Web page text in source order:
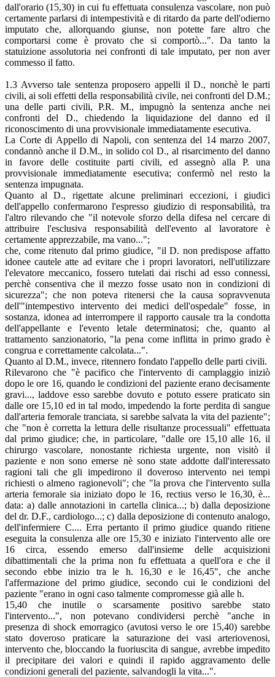
dall'orario (15,30) in cui fu effettuata consulenza vascolare, non può
certamente parlarsi di intempestività e di ritardo da parte dell'odierno
imputato che, allorquando giunse, non potette fare altro che
comportarsi come è provato che si comportò...". Da tanto la
statuizione assolutoria nei confronti di tale imputato, per non aver
commesso il fatto.
1.3 Avverso tale sentenza proposero appelli il D., nonchè le parti
civili, ai soli effetti della responsabilità civile, nei confronti del D.M.;
una delle parti civili, P.R. M., impugnò la sentenza anche nei
confronti del D., chiedendo la liquidazione del danno ed il
riconoscimento di una provvisionale immediatamente esecutiva.
La Corte di Appello di Napoli, con sentenza del 14 marzo 2007,
condannò anche il D.M., in solido col D., al risarcimento del danno
in favore delle costituite parti civili, ed assegnò alla P. una
provvisionale immediatamente esecutiva; confermò nel resto la
sentenza impugnata.
Quanto al D., rigettate alcune preliminari eccezioni, i giudici
dell'appello confermarono l'espresso giudizio di responsabilità, tra
l'altro rilevando che "il notevole sforzo della difesa nel cercare di
attribuire l'esclusiva responsabilità dell'evento al lavoratore è
certamente apprezzabile, ma vano...";
che, come ritenuto dal primo giudice, "il D. non predispose affatto
idonee cautele atte ad evitare che i propri lavoratori, nell'utilizzare
l'elevatore meccanico, fossero tutelati dai rischi ad esso connessi,
perchè consentiva che il mezzo fosse usato non in condizioni di
sicurezza"; che non poteva ritenersi che la causa sopravvenuta
dell'"intempestivo intervento dei medici dell'ospedale" fosse, in
sostanza, idonea ad interrompere il rapporto causale tra la condotta
dell'appellante e l'evento letale determinatosi; che, quanto al
trattamento sanzionatorio, "la pena come inflitta in primo grado è
congrua e correttamente calcolata...".
Quanto al D.M., invece, ritennero fondato l'appello delle parti civili.
Rilevarono che "è pacifico che l'intervento di camplaggio iniziò
dopo le ore 16, quando le condizioni del paziente erano decisamente
gravi..., laddove esso sarebbe dovuto e potuto essere praticato sin
dalle ore 15,10 ed in tal modo, impedendo la forte perdita di sangue
dall'arteria femorale tranciata, si sarebbe salvata la vita del paziente";
che "non è corretta la lettura delle risultanze processuali" effettuata
dal primo giudice; che, in particolare, "dalle ore 15,10 alle 16, il
chirurgo vascolare, nonostante richiesta urgente, non visitò il
paziente e non sono emerse nè sono state addotte dall'interessato
ragioni tali che gli impedirono il doveroso intervento nei tempi
richiesti o almeno ragionevoli"; che "la prova che l'intervento sulla
arteria femorale sia iniziato dopo le 16, rectius verso le 16,30, è...
data: a) dalle annotazioni in cartella clinica...; b) dalla deposizione
del dr. D.F., cardiologo...; c) dalla deposizione di contenuto analogo,
dell'infermiere C.... Erra pertanto il primo giudice quando ritiene
eseguita la consulenza alle ore 15,30 e iniziato l'intervento alle ore
16 circa, essendo emerso dall'insieme delle acquisizioni
dibattimentali che la prima non fu effettuata a quell'ora e che il
secondo ebbe inizio tra le h. 16,30 e le 16,45", che anche
l'affermazione del primo giudice, secondo cui le condizioni del
paziente "erano in ogni caso talmente compromesse già alle h.
15,40 che inutile o scarsamente positivo sarebbe stato
l'intervento...", non potevano condividersi perchè "anche in
presenza di shock emorragico (avutosi verso le ore 15,40) sarebbe
stato doveroso praticare la saturazione dei vasi arteriovenosi,
intervento che, bloccando la fuoriuscita di sangue, avrebbe impedito
il precipitare dei valori e quindi il rapido aggravamento delle
condizioni generali del paziente, salvandogli la vita...".